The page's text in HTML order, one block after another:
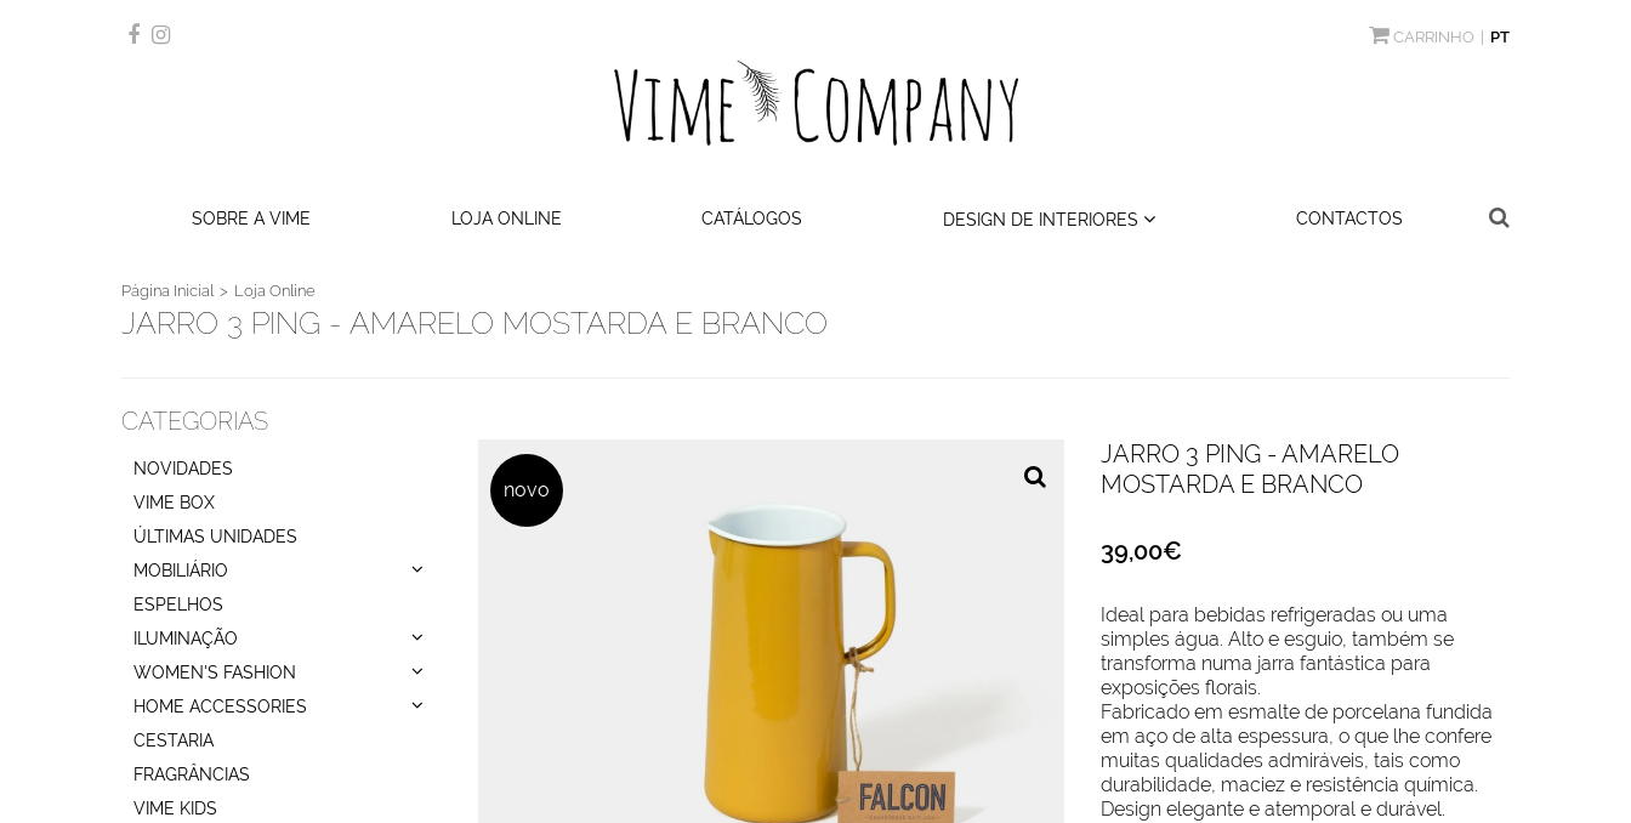
CARRINHO PT
SOBRE A VIME LOJA ONLINE CATÁLOGOS DESIGN DE INTERIORES CONTACTOS
Página Inicial Loja Online
JARRO 3 PING - AMARELO MOSTARDA E BRANCO
CATEGORIAS
NOVIDADES
VIME BOX
ÚLTIMAS UNIDADES
MOBILIÁRIO
ESPELHOS
ILUMINAÇÃO
WOMEN'S FASHION
HOME ACCESSORIES
CESTARIA
FRAGRÂNCIAS
VIME KIDS
novo
JARRO 3 PING - AMARELO
MOSTARDA E BRANCO
39,00€
Ideal para bebidas refrigeradas ou uma
simples água. Alto e esguio, também se
transforma numa jarra fantástica para
exposições florais.
Fabricado em esmalte de porcelana fundida
em aço de alta espessura, o que lhe confere
muitas qualidades admiráveis, tais como
durabilidade, maciez e resistência química.
Design elegante e atemporal e durável.